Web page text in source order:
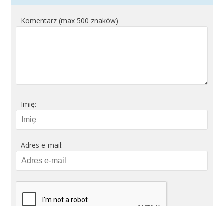
Komentarz (max 500 znaków)
Imię:
Adres e-mail: